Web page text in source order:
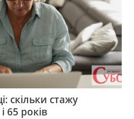
скільки стажу
65 років